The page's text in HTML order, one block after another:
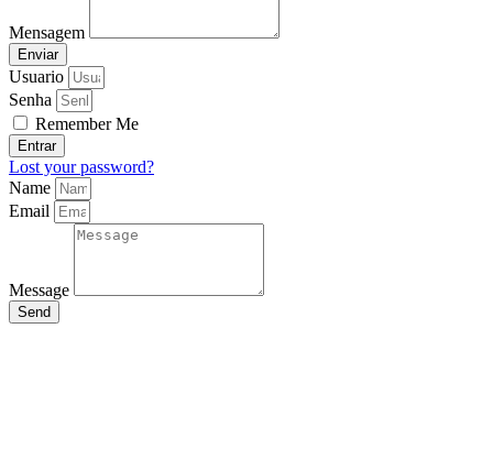
Mensagem
Enviar
Usuario
Senha
Remember Me
Entrar
Lost your password?
Name
Email
Message
Send